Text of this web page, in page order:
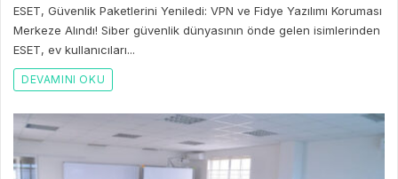
ESET, Güvenlik Paketlerini Yeniledi: VPN ve Fidye Yazılımı Koruması
Merkeze Alındı! Siber güvenlik dünyasının önde gelen isimlerinden
ESET, ev kullanıcıları...
DEVAMINI OKU